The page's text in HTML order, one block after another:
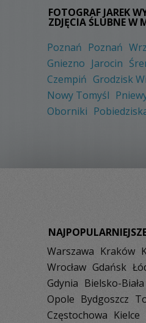
FOTOGRAF JAREK
ZDJĘCIA ŚLUBNE W
Poznań Poznań
Gniezno Jarocin
Czempiń Grodzisk
Nowy Tomyśl
Oborniki
Warszawa Kraków
Wrocław Gdańsk
Gdynia Bielsko-Biała
Opole Bydgoszcz
Częstochowa Kielce